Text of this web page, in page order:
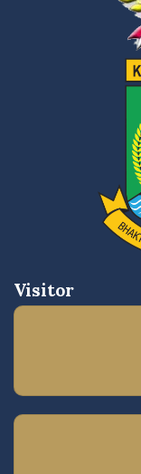
Visitor